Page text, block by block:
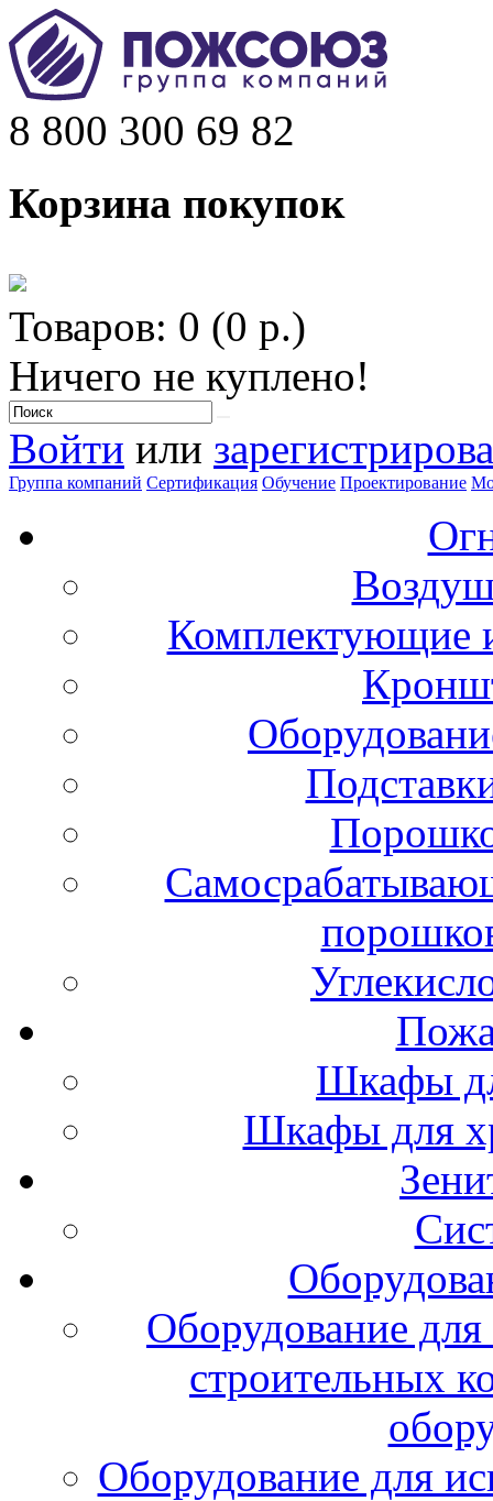
8 800 300 69 82
Корзина покупок
Товаров: 0 (0 р.)
Ничего не куплено!
Войти или
Группа компаний Сертификация Обучение Проектирование
Комплектующие
Шкафы
Шкафы для
Оборудование
строительных
Оборудование для